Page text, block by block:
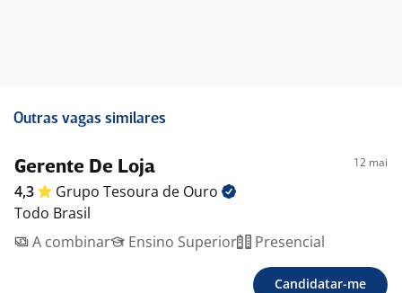
Outras vagas similares
Gerente De Loja 12 mai
4,3 Grupo Tesoura de Ouro
Todo Brasil
A combinar
Ensino Superior Presencial
Candidatar-me